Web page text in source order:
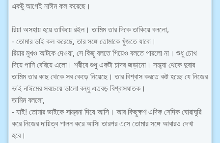
একটু আগেই নাঈম কল করেছে।
রিয়া অসহায় হয়ে তাকিয়ে রইল। তামিম তার দিকে তাকিয়ে বললো,
- তোমার ভাই কল করেছে, তার সঙ্গে তোমাকে খুঁজতে যাবো।
রিয়ার মুখও আটকে দেওয়া, সে কিছু বলতে গিয়েও বলতে পারলো না। শুধু চোখ
দিয়ে পানি বেরিয়ে এলো। শরীরে শুধু একটা চাদর জড়ানো। সন্ধ্যা থেকে দুবার
তামিম তার কাছ থেকে সব কেড়ে নিয়েছে। তার বিশ্বাস করতে কষ্ট হচ্ছে যে নিজের
ভাই নাঈমের সবচেয়ে ভালো বন্ধু এতবড় বিশ্বাসঘাতক।
তামিম বললো,
- যাই! তোমার ভাইকে সান্ত্বনা দিয়ে আসি। আর কিছুক্ষণ এদিক সেদিক ঘোরাঘুরি
করে নিজের দায়িত্ব পালন করে আসি৷ তারপর এসে তোমার সঙ্গে আবারও দেখা
হবে।